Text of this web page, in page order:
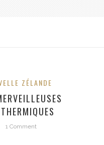
ZÉLANDE
1 Comment